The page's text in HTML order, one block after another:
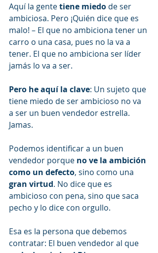
Aquí la gente tiene miedo de ser
ambiciosa. Pero ¡Quién dice que es
malo! – El que no ambiciona tener un
carro o una casa, pues no la va a
tener. El que no ambiciona ser líder
jamás lo va a ser.
Pero he aquí la clave: Un sujeto que
tiene miedo de ser ambicioso no va
a ser un buen vendedor estrella.
Jamas.
Podemos identificar a un buen
vendedor porque no ve la ambición
como un defecto, sino como una
gran virtud. No dice que es
ambicioso con pena, sino que saca
pecho y lo dice con orgullo.
Esa es la persona que debemos
contratar: El buen vendedor al que